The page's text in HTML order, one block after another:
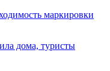
маркировки
дома, туристы